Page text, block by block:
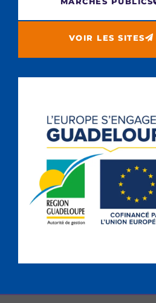
VOIR LES SITES